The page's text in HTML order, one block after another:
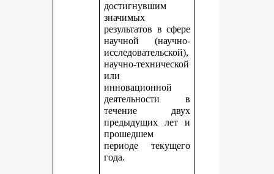
достигнувшим
значимых
результатов в сфере
научной (научно-
исследовательской),
научно-технической
или
инновационной
деятельности в
течение двух
предыдущих лет и
прошедшем
периоде текущего
года.